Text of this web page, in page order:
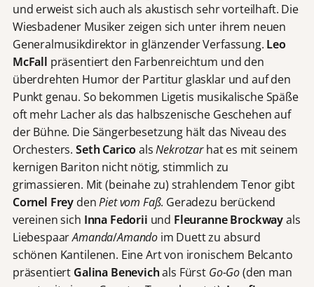
und erweist sich auch als akustisch sehr vorteilhaft. Die
Wiesbadener Musiker zeigen sich unter ihrem neuen
Generalmusikdirektor in glänzender Verfassung. Leo
McFall präsentiert den Farbenreichtum und den
überdrehten Humor der Partitur glasklar und auf den
Punkt genau. So bekommen Ligetis musikalische Späße
oft mehr Lacher als das halbszenische Geschehen auf
der Bühne. Die Sängerbesetzung hält das Niveau des
Orchesters. Seth Carico alsNekrotzarhat es mit seinem
kernigen Bariton nicht nötig, stimmlich zu
grimassieren. Mit (beinahe zu) strahlendem Tenor gibt
Cornel Frey denPiet vom Faß. Geradezu berückend
vereinen sich Inna Fedorii und Fleuranne Brockwayals
LiebespaarAmanda/Amando im Duett zu absurd
schönen Kantilenen. Eine Art von ironischem Belcanto
präsentiert Galina Benevichals Fürst Go-Go(den man